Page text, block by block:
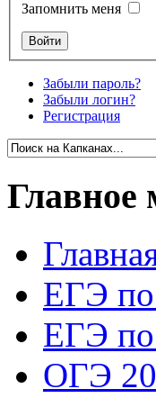
Запомнить меня
Забыли пароль?
Забыли логин?
Регистрация
Главное
ЕГЭ по
ЕГЭ по
ОГЭ